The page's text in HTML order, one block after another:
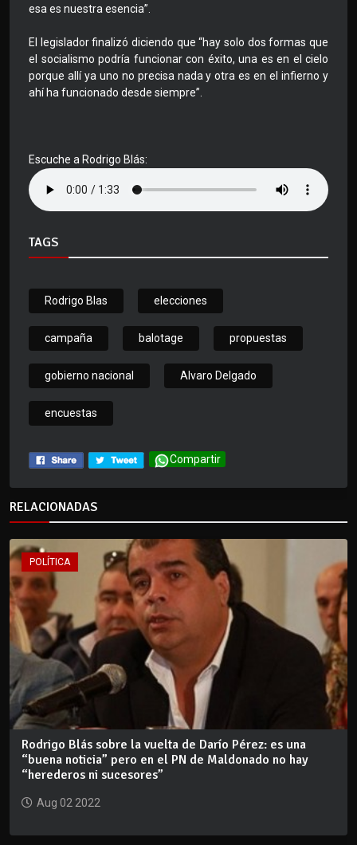
esa es nuestra esencia”.
El legislador finalizó diciendo que “hay solo dos formas que
el socialismo podría funcionar con éxito, una es en el cielo
porque allí ya uno no precisa nada y otra es en el infierno y
ahí ha funcionado desde siempre”.
Escuche a Rodrigo Blás:
TAGS
Rodrigo Blas elecciones
campaña balotage propuestas
gobierno nacional Alvaro Delgado
encuestas
Compartir
RELACIONADAS
POLÍTICA
Rodrigo Blás sobre la vuelta de Darío Pérez: es una
“buena noticia” pero en el PN de Maldonado no hay
“herederos ni sucesores”
Aug 02 2022